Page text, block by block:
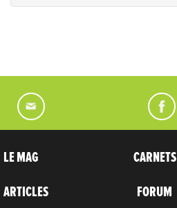
LE MAG
ARTICLES
CARNETS
FORUM